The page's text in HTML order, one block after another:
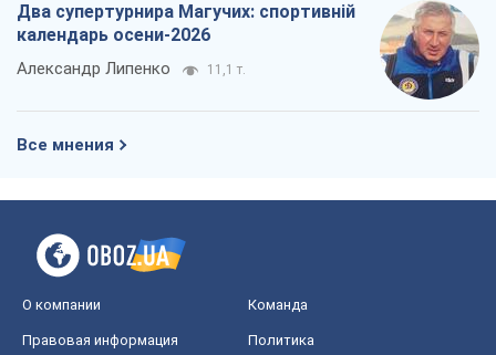
Два супертурнира Магучих: спортивній
календарь осени-2026
Александр Липенко 11,1 т.
Все мнения
О компании Команда
Правовая информация
Политика